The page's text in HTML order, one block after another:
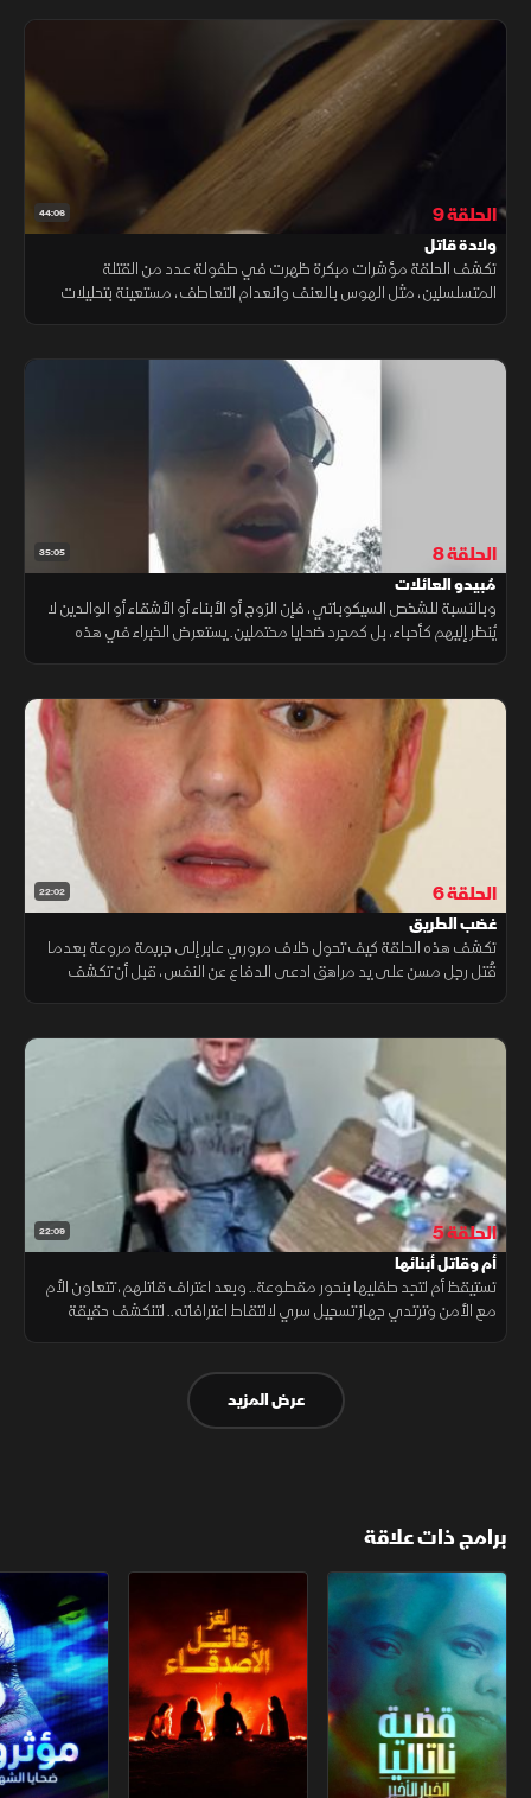
44:06 الحلقة 9
ولادة قاتل
تكشف الحلقة مؤشرات مبكرة ظهرت في طفولة عدد من القتلة
المتسلسلين، مثل الهوس بالعنف وانعدام التعاطف، مستعينة بتحليلات
35:05 الحلقة 8
مُبيدو العائلات
وبالنسبة للشخص السيكوباتي، فإن الزوج أو الأبناء أو الأشقاء أو الوالدين لا
يُنظر إليهم كأحباء، بل كمجرد ضحايا محتملين. يستعرض الخبراء في هذه
22:02 الحلقة 6
غضب الطريق
تكشف هذه الحلقة كيف تحول خلاف مروري عابر إلى جريمة مروعة بعدما
قُتل رجل مسن على يد مراهق ادعى الدفاع عن النفس، قبل أن تكشف
22:09 الحلقة 5
أم وقاتل أبنائها
تستيقظ أم لتجد طفليها بنحور مقطوعة.. وبعد اعتراف قاتلهم، تتعاون الأم
مع الأمن وترتدي جهاز تسجيل سري لالتقاط اعترافاته.. لتنكشف حقيقة
عرض المزيد
برامج ذات علاقة
قضية ناتاليا.. الخيار الأخير لغز قاتل الأصدقاء مؤثرون..